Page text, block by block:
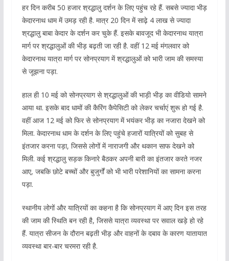
हर दिन करीब 50 हजार श्रद्धालु दर्शन के लिए पहुंच रहे हैं. सबसे ज्यादा भीड़
केदारनाथ धाम में उमड़ रही है. मात्र 20 दिन में साढ़े 4 लाख से ज्यादा
श्रद्धालु बाबा केदार के दर्शन कर चुके हैं. इसके बावजूद भी केदारनाथ यात्रा
मार्ग पर श्रद्धालुओं की भीड़ बढ़ती जा रही है. वहीं 12 मई मंगलवार को
केदारनाथ यात्रा मार्ग पर सोनप्रयाग में श्रद्धालुओं को भारी जाम की समस्या
से जूझना पड़ा.
हाल ही 10 मई को सोनप्रयाग से श्रद्धालुओं की भाड़ी भीड़ का वीडियो सामने
आया था. इसके बाद धामों की कैरिंग कैपेसिटी को लेकर चर्चाएं शुरू हो गई है.
वहीं आज 12 मई को फिर से सोनप्रयाग में भयंकर भीड़ का नजारा देखने को
मिला. केदारनाथ धाम के दर्शन के लिए पहुंचे हजारों यात्रियों को सुबह से
इंतजार करना पड़ा, जिससे लोगों में नाराजगी और थकान साफ देखने को
मिली. कई श्रद्धालु सड़क किनारे बैठकर अपनी बारी का इंतजार करते नजर
आए, जबकि छोटे बच्चों और बुजुर्गों को भी भारी परेशानियों का सामना करना
पड़ा.
स्थानीय लोगों और यात्रियों का कहना है कि सोनप्रयाग में आए दिन इस तरह
की जाम की स्थिति बन रही है, जिससे यात्रा व्यवस्था पर सवाल खड़े हो रहे
हैं. यात्रा सीजन के दौरान बढ़ती भीड़ और वाहनों के दबाव के कारण यातायात
व्यवस्था बार-बार चरमरा रही है.